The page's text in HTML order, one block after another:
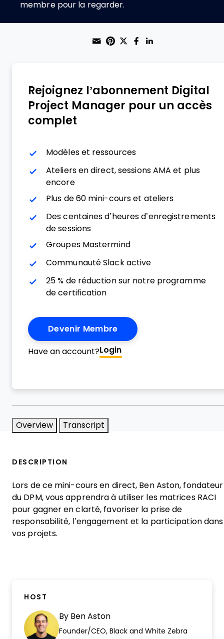
membre pour la regarder.
Share through Email
Print this page
Share on Pinterest
Share on Twitter
Share on
Rejoignez l’abonnement Digital
Project Manager pour un accès
complet
Modèles et ressources
Ateliers en direct, sessions AMA et plus
encore
Plus de 60 mini-cours et ateliers
Des centaines d’heures d’enregistrements
de sessions
Groupes Mastermind
Communauté Slack active
25 % de réduction sur notre programme
de certification
Devenir Membre
Have an account?Login
Overview Transcript
DESCRIPTION
Lors de ce mini-cours en direct, Ben Aston, fondateur
du DPM, vous apprendra à utiliser les matrices RACI
pour gagner en clarté, favoriser la prise de
responsabilité, l’engagement et la participation dans
vos projets.
HOST
By Ben Aston
Founder/CEO, Black and White Zebra